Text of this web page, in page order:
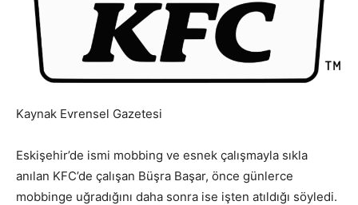
Kaynak Evrensel Gazetesi
Eskişehir’de ismi mobbing ve esnek çalışmayla sıkla
anılan KFC’de çalışan Büşra Başar, önce günlerce
mobbinge uğradığını daha sonra ise işten atıldığı söyledi.